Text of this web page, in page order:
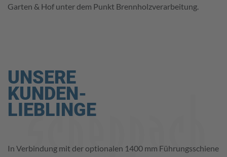
Garten & Hof unter dem Punkt Brennholzverarbeitung.
Mit der Scheppach HM140L Kapp-Zug-Gehrungssäge sind
In Verbindung mit der optionalen 1400 mm Führungsschiene
Mit der BASA3 können Sie stufenlos Gas geben, denn sie
UNSERE
KUNDEN-
LIEBLINGE